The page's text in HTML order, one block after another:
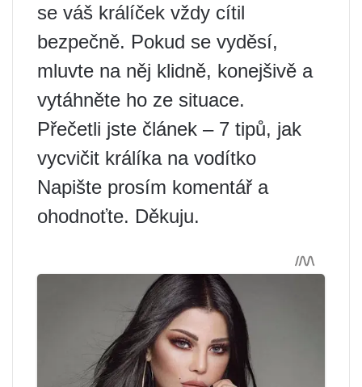
se váš králíček vždy cítil
bezpečně. Pokud se vyděsí,
mluvte na něj klidně, konejšivě a
vytáhněte ho ze situace.
Přečetli jste článek – 7 tipů, jak
vycvičit králíka na vodítko
Napište prosím komentář a
ohodnoťte. Děkuju.